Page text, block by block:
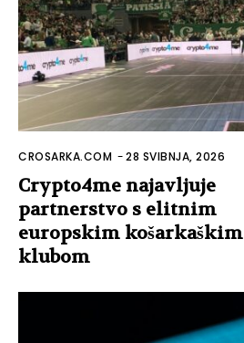
CROSARKA.COM -28 SVIBNJA, 2026
Crypto4me najavljuje
partnerstvo s elitnim
europskim košarkaškim
klubom